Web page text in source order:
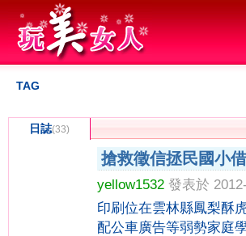
TAG
日誌(33)
搶救徵信拯民國小
yellow1532 發表於
印刷位在雲林縣鳳梨酥
配公車廣告等弱勢家庭